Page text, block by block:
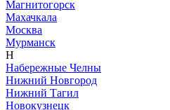
Магнитогорск
Махачкала
Москва
Мурманск
Н
Набережные Челны
Нижний Новгород
Нижний Тагил
Новокузнецк